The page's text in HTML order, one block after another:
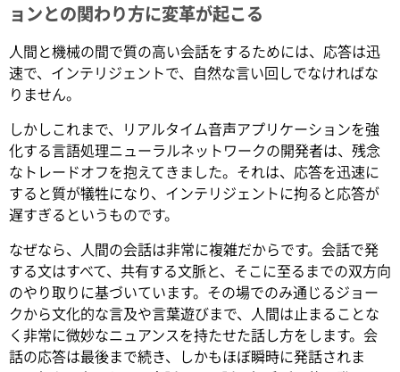
ョンとの関わり方に変革が起こる
人間と機械の間で質の高い会話をするためには、応答は迅
速で、インテリジェントで、自然な言い回しでなければな
りません。
しかしこれまで、リアルタイム音声アプリケーションを強
化する言語処理ニューラルネットワークの開発者は、残念
なトレードオフを抱えてきました。それは、応答を迅速に
すると質が犠牲になり、インテリジェントに拘ると応答が
遅すぎるというものです。
なぜなら、人間の会話は非常に複雑だからです。会話で発
する文はすべて、共有する文脈と、そこに至るまでの双方向
のやり取りに基づいています。その場でのみ通じるジョー
クから文化的な言及や言葉遊びまで、人間は止まることな
く非常に微妙なニュアンスを持たせた話し方をします。会
話の応答は最後まで続き、しかもほぼ瞬時に発話されま